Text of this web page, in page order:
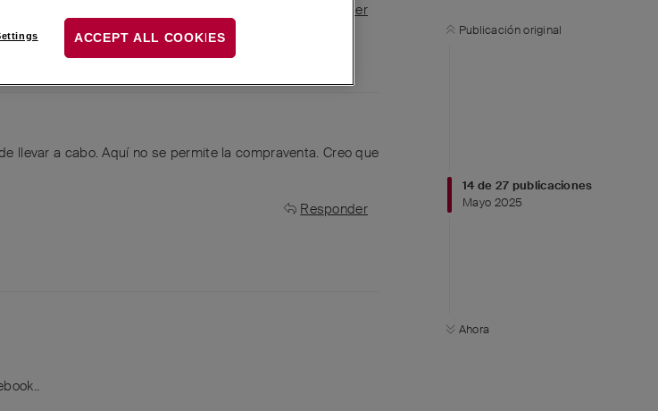
Publicación original
14 de 27 publicaciones
Mayo 2025
Ahora
Responder
llevar a cabo. Aquí no se permite la compraventa. Creo que
Responder
ACCEPT ALL COOKIES